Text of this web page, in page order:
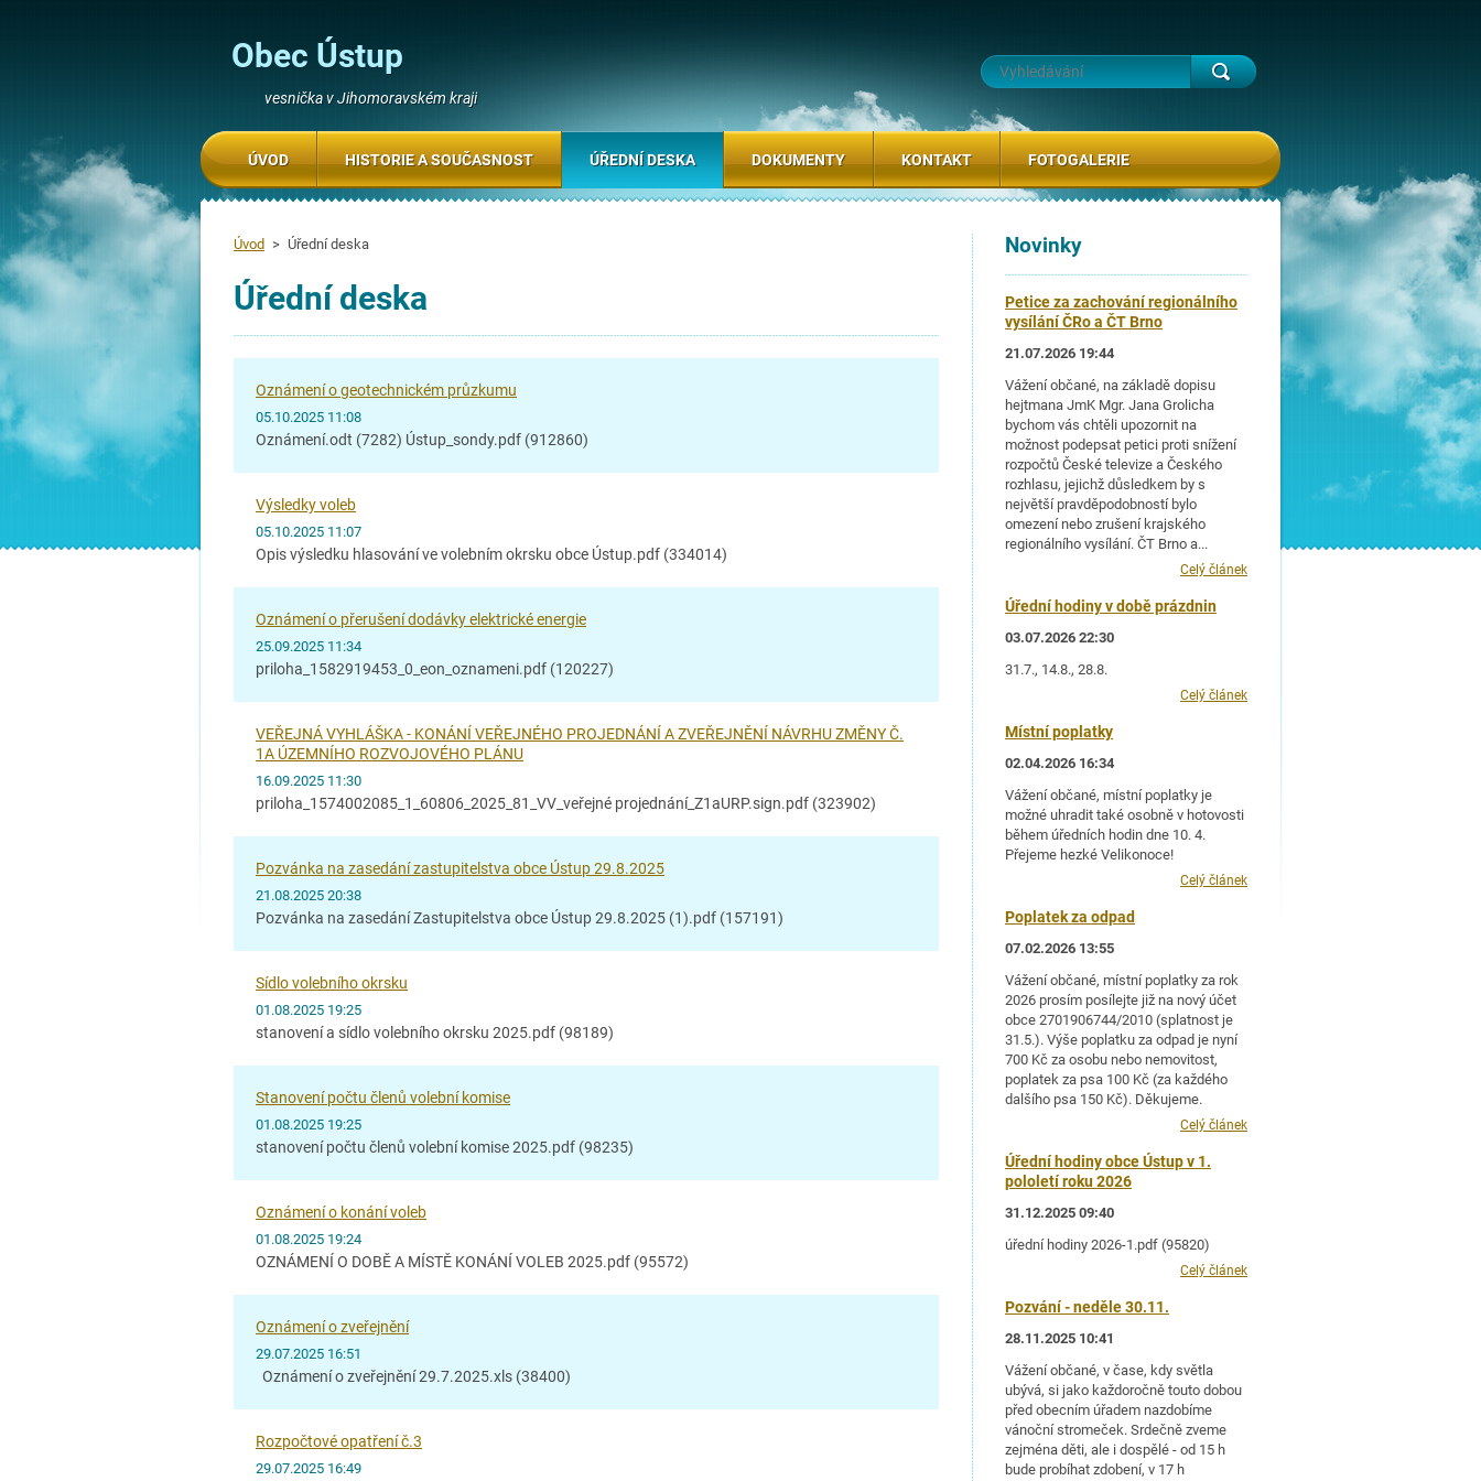
Obec Ústup
vesnička v Jihomoravském kraji
Úvod > Úřední deska
Úřední deska
Oznámení o geotechnickém průzkumu
05.10.2025 11:08
Oznámení.odt (7282) Ústup_sondy.pdf (912860)
Výsledky voleb
05.10.2025 11:07
Opis výsledku hlasování ve volebním okrsku obce Ústup.pdf (334014)
Oznámení o přerušení dodávky elektrické energie
25.09.2025 11:34
priloha_1582919453_0_eon_oznameni.pdf (120227)
VEŘEJNÁ VYHLÁŠKA - KONÁNÍ VEŘEJNÉHO PROJEDNÁNÍ A ZVEŘEJNĚNÍ NÁVRHU ZMĚNY Č.
1A ÚZEMNÍHO ROZVOJOVÉHO PLÁNU
16.09.2025 11:30
priloha_1574002085_1_60806_2025_81_VV_veřejné projednání_Z1aURP.sign.pdf (323902)
Pozvánka na zasedání zastupitelstva obce Ústup 29.8.2025
21.08.2025 20:38
Pozvánka na zasedání Zastupitelstva obce Ústup 29.8.2025 (1).pdf (157191)
Sídlo volebního okrsku
01.08.2025 19:25
stanovení a sídlo volebního okrsku 2025.pdf (98189)
Stanovení počtu členů volební komise
01.08.2025 19:25
stanovení počtu členů volební komise 2025.pdf (98235)
Oznámení o konání voleb
01.08.2025 19:24
OZNÁMENÍ O DOBĚ A MÍSTĚ KONÁNÍ VOLEB 2025.pdf (95572)
Oznámení o zveřejnění
29.07.2025 16:51
Oznámení o zveřejnění 29.7.2025.xls (38400)
Rozpočtové opatření č.3
29.07.2025 16:49
Novinky
Petice za zachování regionálního
vysílání ČRo a ČT Brno
21.07.2026 19:44
Vážení občané, na základě dopisu
hejtmana JmK Mgr. Jana Grolicha
bychom vás chtěli upozornit na
možnost podepsat petici proti snížení
rozpočtů České televize a Českého
rozhlasu, jejichž důsledkem by s
největší pravděpodobností bylo
omezení nebo zrušení krajského
regionálního vysílání. ČT Brno a...
Celý článek
Úřední hodiny v době prázdnin
03.07.2026 22:30
31.7., 14.8., 28.8.
Celý článek
Místní poplatky
02.04.2026 16:34
Vážení občané, místní poplatky je
možné uhradit také osobně v hotovosti
během úředních hodin dne 10. 4.
Přejeme hezké Velikonoce!
Celý článek
Poplatek za odpad
07.02.2026 13:55
Vážení občané, místní poplatky za rok
2026 prosím posílejte již na nový účet
obce 2701906744/2010 (splatnost je
31.5.). Výše poplatku za odpad je nyní
700 Kč za osobu nebo nemovitost,
poplatek za psa 100 Kč (za každého
dalšího psa 150 Kč). Děkujeme.
Celý článek
Úřední hodiny obce Ústup v 1.
pololetí roku 2026
31.12.2025 09:40
úřední hodiny 2026-1.pdf (95820)
Celý článek
Pozvání - neděle 30.11.
28.11.2025 10:41
Vážení občané, v čase, kdy světla
ubývá, si jako každoročně touto dobou
před obecním úřadem nazdobíme
vánoční stromeček. Srdečně zveme
zejména děti, ale i dospělé - od 15 h
bude probíhat zdobení, v 17 h
ÚVOD HISTORIE A SOUČASNOST ÚŘEDNÍ DESKA DOKUMENTY KONTAKT FOTOGALERIE